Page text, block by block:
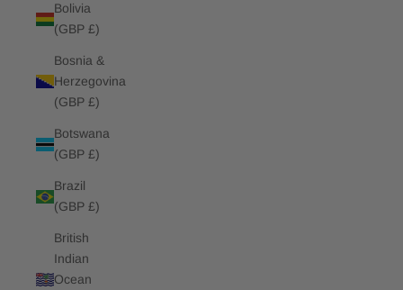
Bolivia
(GBP £)
Bosnia &
Herzegovina
(GBP £)
Botswana
(GBP £)
Brazil
(GBP £)
British
Indian
Ocean